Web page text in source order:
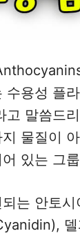
수용성 플
고 말씀드
물질이
있는 그
는 안토
델